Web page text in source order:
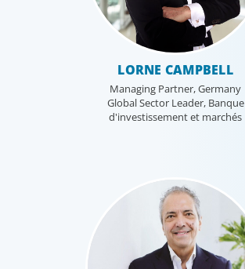
LORNE CAMPBELL
Managing Partner, Germany
Global Sector Leader, Banque
d'investissement et marchés